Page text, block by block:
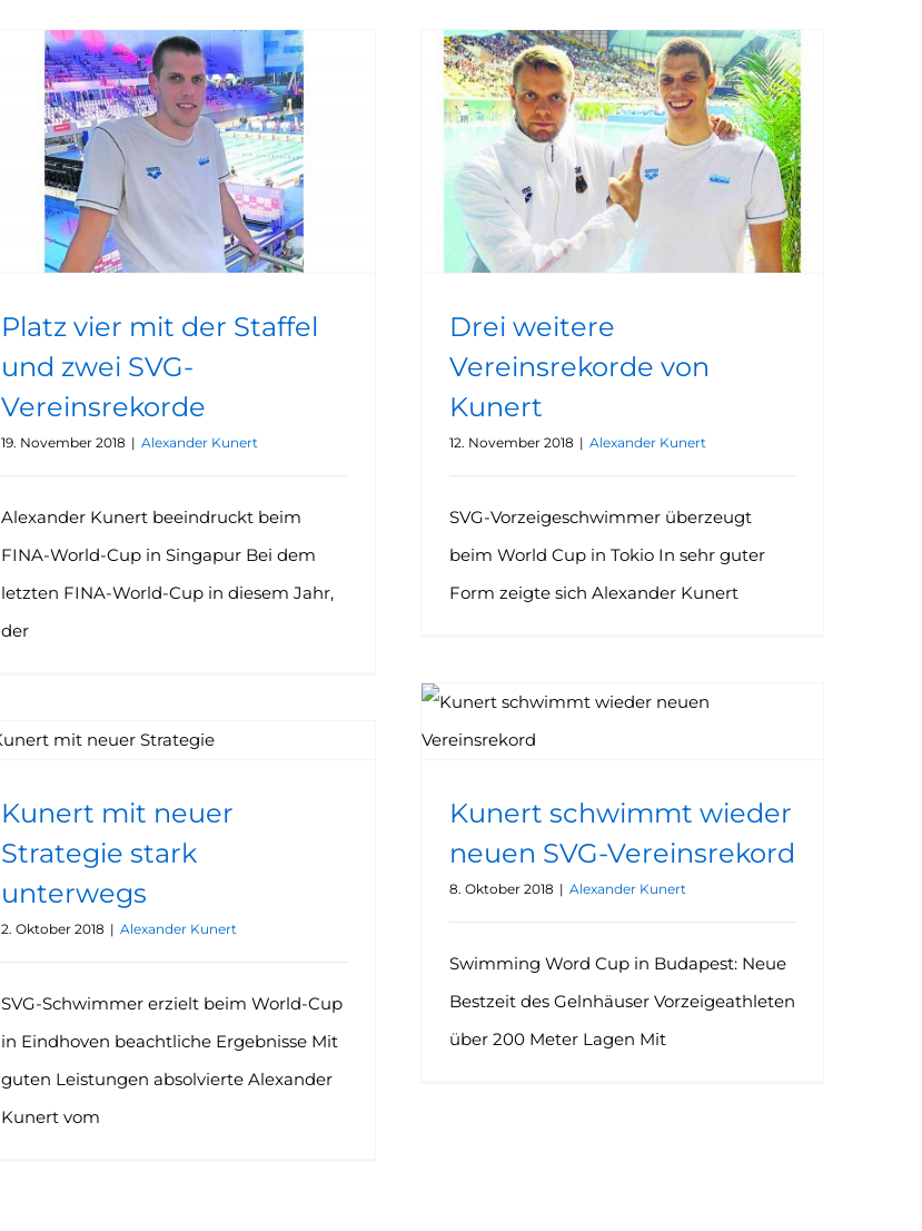
Platz vier mit der Staffel
und zwei SVG-
Vereinsrekorde
19. November 2018 | Alexander Kunert
Alexander Kunert beeindruckt beim
FINA-World-Cup in Singapur Bei dem
letzten FINA-World-Cup in diesem Jahr,
der
Drei weitere
Vereinsrekorde von
Kunert
12. November 2018 | Alexander Kunert
SVG-Vorzeigeschwimmer überzeugt
beim World Cup in Tokio In sehr guter
Form zeigte sich Alexander Kunert
Kunert schwimmt wieder
neuen SVG-Vereinsrekord
8. Oktober 2018 | Alexander Kunert
Swimming Word Cup in Budapest: Neue
Bestzeit des Gelnhäuser Vorzeigeathleten
über 200 Meter Lagen Mit
Kunert mit neuer
Strategie stark
unterwegs
2. Oktober 2018 | Alexander Kunert
SVG-Schwimmer erzielt beim World-Cup
in Eindhoven beachtliche Ergebnisse Mit
guten Leistungen absolvierte Alexander
Kunert vom